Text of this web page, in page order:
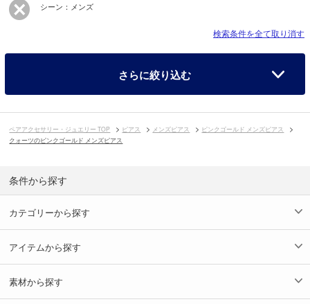
シーン：メンズ
検索条件を全て取り消す
さらに絞り込む
ペアアクセサリー・ジュエリー TOP ピアス メンズピアス
ピンクゴールド メンズピアス
クォーツのピンクゴールド メンズピアス
条件から探す
カテゴリーから探す
アイテムから探す
素材から探す